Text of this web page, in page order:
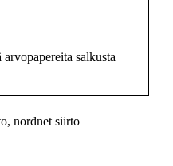
salkusta
nordnet siirto